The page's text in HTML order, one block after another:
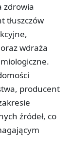
zdrowia
tłuszczów
wdraża
producent
źródeł, co